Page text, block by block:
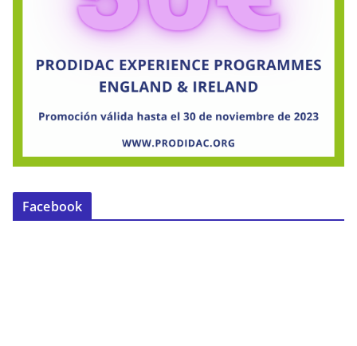
Facebook